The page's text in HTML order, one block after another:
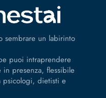
sembrare un labirinto
puoi intraprendere
presenza, flessibile
psicologi, dietisti e